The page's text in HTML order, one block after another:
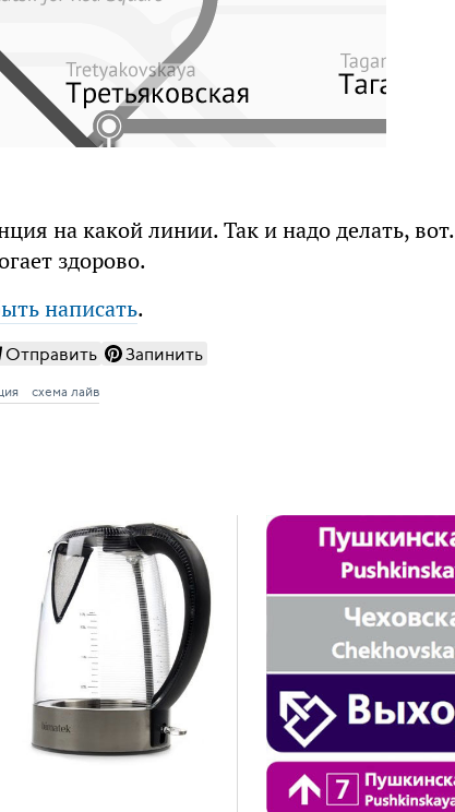
на какой линии. Так и надо делать, вот.
здорово.
написать.
Отправить Запинить
схема лайв